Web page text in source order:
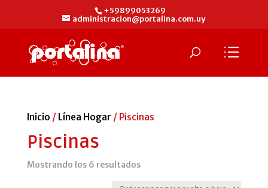
+59899053269
administracion@portalina.com.uy
Inicio / Línea Hogar / Piscinas
Piscinas
Mostrando los 6 resultadosOrdenado